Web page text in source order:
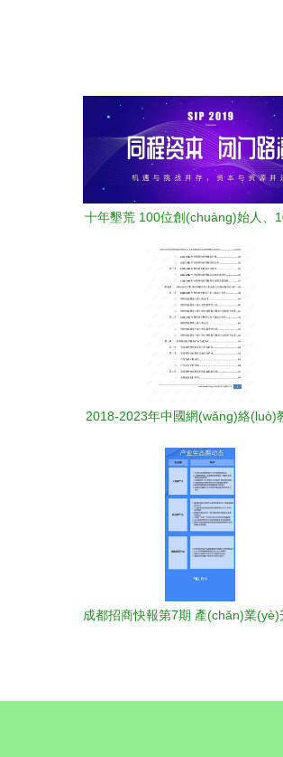
十年墾荒 100位創(chuàng)始人、
門路演即將啟幕
2018-2023年中國網(wǎng)絡(luò)
投資戰(zhàn)略研究分析報告
成都招商快報第7期 產(chǎn)業(yè)